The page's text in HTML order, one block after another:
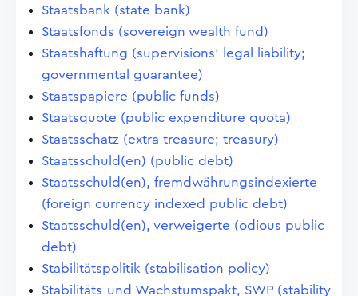
Staatsbank (state bank)
Staatsfonds (sovereign wealth fund)
Staatshaftung (supervisions' legal liability;
governmental guarantee)
Staatspapiere (public funds)
Staatsquote (public expenditure quota)
Staatsschatz (extra treasure; treasury)
Staatsschuld(en) (public debt)
Staatsschuld(en), fremdwährungsindexierte
(foreign currency indexed public debt)
Staatsschuld(en), verweigerte (odious public
debt)
Stabilitätspolitik (stabilisation policy)
Stabilitäts-und Wachstumspakt, SWP (stability